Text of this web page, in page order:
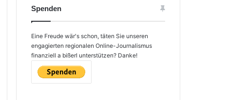
Spenden
Eine Freude wär's schon, täten Sie unseren
engagierten regionalen Online-Journalismus
finanziell a bißerl unterstützen? Danke!